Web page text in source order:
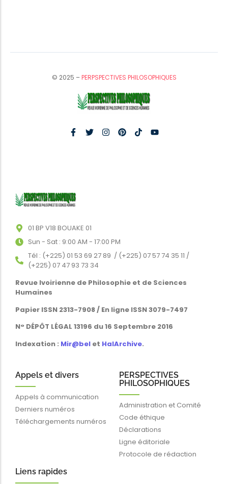
© 2025 –PERPSPECTIVES PHILOSOPHIQUES
01 BP V18 BOUAKE 01
Sun - Sat : 9:00 AM - 17:00 PM
Tél : (+225) 01 53 69 27 89 / (+225) 07 57 74 35 11 /
(+225) 07 47 93 73 34
Revue Ivoirienne de Philosophie et de Sciences
Humaines
Papier ISSN 2313-7908 / En ligne ISSN 3079-7497
N° DÉPÔT LÉGAL 13196 du 16 Septembre 2016
Indexation : Mir@bel et HalArchive.
Appels et divers
Appels à communication
Derniers numéros
Téléchargements numéros
PERSPECTIVES
PHILOSOPHIQUES
Administration et Comité
Code éthique
Déclarations
Ligne éditoriale
Protocole de rédaction
Liens rapides